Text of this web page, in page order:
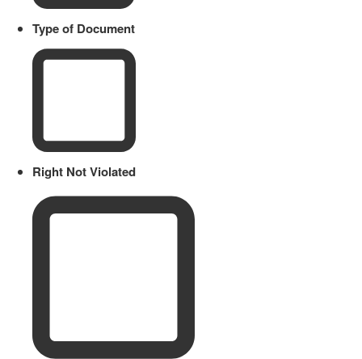
Type of Document
Right Not Violated